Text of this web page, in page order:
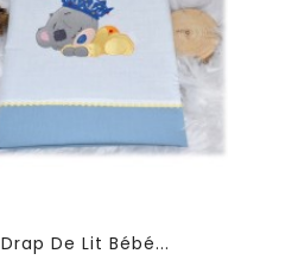
Drap De Lit Bébé...